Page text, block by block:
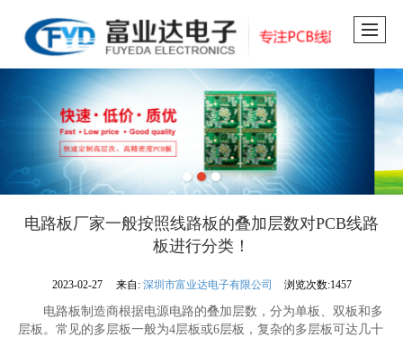
电路板厂家一般按照线路板的叠加层数对PCB线路
板进行分类！
2023-02-27 来自: 深圳市富业达电子有限公司 浏览次数:1457
电路板制造商根据电源电路的叠加层数，分为单板、双板和多
层板。常见的多层板一般为4层板或6层板，复杂的多层板可达几十